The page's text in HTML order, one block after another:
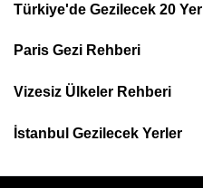
Footer
Top
Menu
Türkiye'de Gezilecek 20 Yer
Paris Gezi Rehberi
Vizesiz Ülkeler Rehberi
İstanbul Gezilecek Yerler